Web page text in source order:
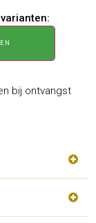
bij ontvangst